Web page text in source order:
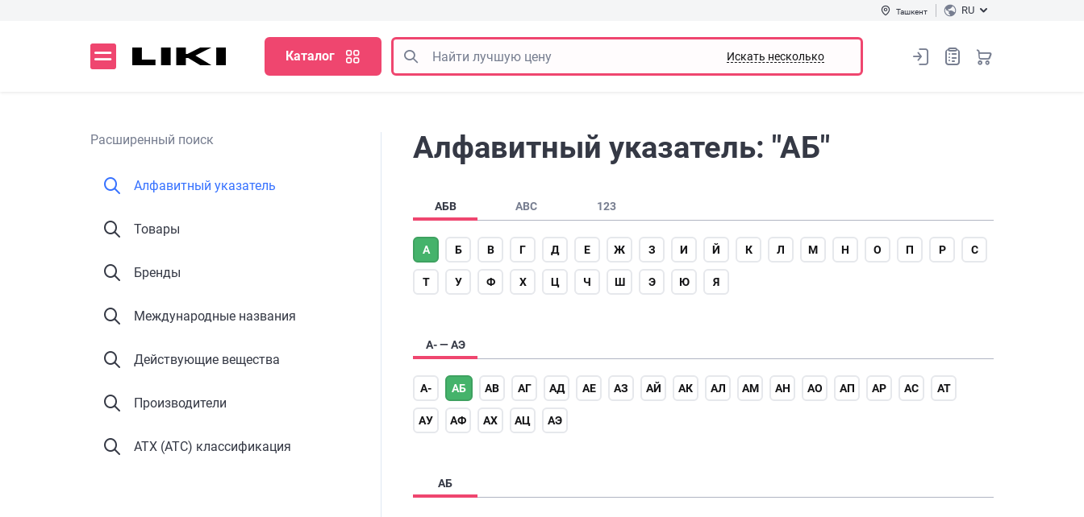
Ташкент RU
Каталог Искать несколько
Расширенный поиск
Алфавитный указатель
Товары
Бренды
Международные названия
Действующие вещества
Производители
АТХ (ATC) классификация
Алфавитный указатель: "АБ"
АБВ ABC 123
А Б В Г Д Е Ж З И Й К Л М Н О П Р С
Т У Ф Х Ц Ч Ш Э Ю Я
А- — АЭ
А- АБ АВ АГ АД АЕ АЗ АЙ АК АЛ АМ АН АО АП АР АС АТ
АУ АФ АХ АЦ АЭ
АБ